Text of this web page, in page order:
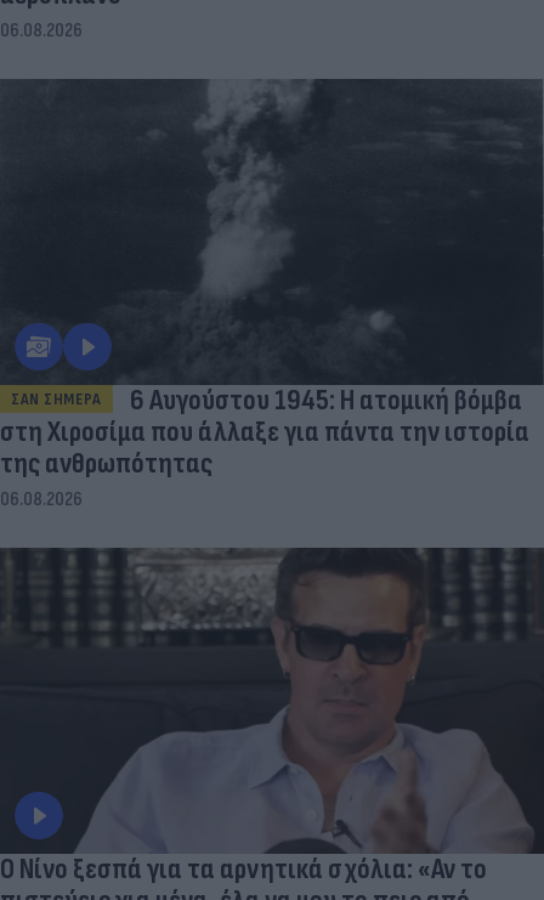
06.08.2026
ΣΑΝ ΣΗΜΕΡΑ
6 Αυγούστου 1945: Η ατομική βόμβα
στη Χιροσίμα που άλλαξε για πάντα την ιστορία
της ανθρωπότητας
06.08.2026
Ο Νίνο ξεσπά για τα αρνητικά σχόλια: «Αν το